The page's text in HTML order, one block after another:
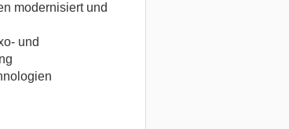
modernisiert und
und